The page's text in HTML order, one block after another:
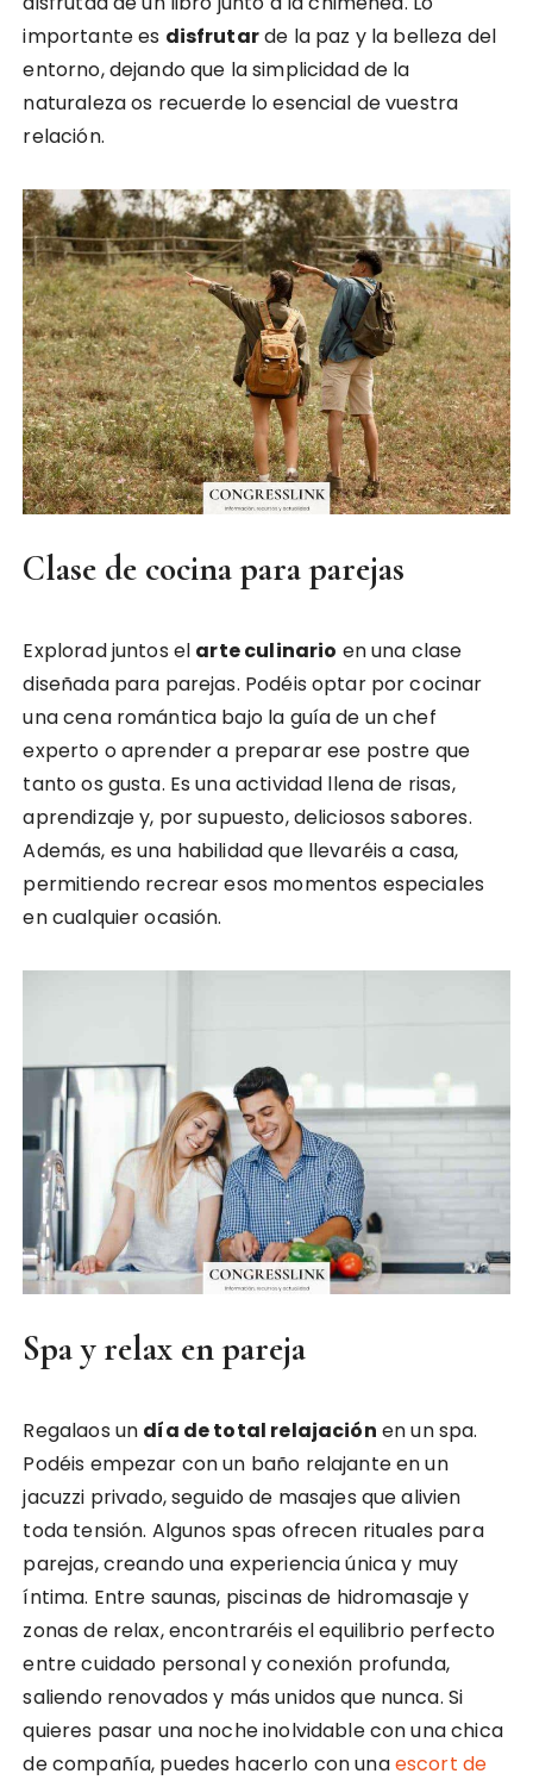
importante es disfrutarde la paz y la belleza del
entorno, dejando que la simplicidad de la
naturaleza os recuerde lo esencial de vuestra
relación.
Clase de cocina para parejas
Explorad juntos el arte culinario en una clase
diseñada para parejas. Podéis optar por cocinar
una cena romántica bajo la guía de un chef
experto o aprender a preparar ese postre que
tanto os gusta. Es una actividad llena de risas,
aprendizaje y, por supuesto, deliciosos sabores.
Además, es una habilidad que llevaréis a casa,
permitiendo recrear esos momentos especiales
en cualquier ocasión.
Spa y relax en pareja
Regalaos un día de total relajación en un spa.
Podéis empezar con un baño relajante en un
jacuzzi privado, seguido de masajes que alivien
toda tensión. Algunos spas ofrecen rituales para
parejas, creando una experiencia única y muy
íntima. Entre saunas, piscinas de hidromasaje y
zonas de relax, encontraréis el equilibrio perfecto
entre cuidado personal y conexión profunda,
saliendo renovados y más unidos que nunca. Si
quieres pasar una noche inolvidable con una chica
de compañía, puedes hacerlo con unaescort de